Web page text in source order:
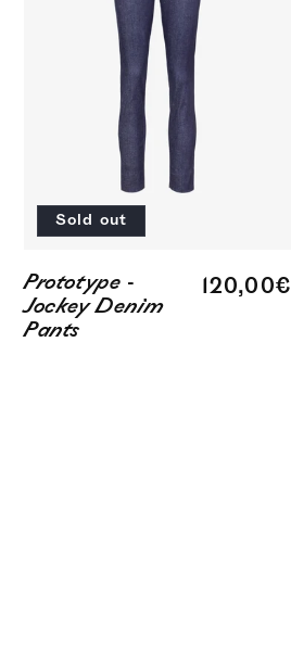
Sold out
Prototype -
Jockey Denim
Pants
Regular
120,00€